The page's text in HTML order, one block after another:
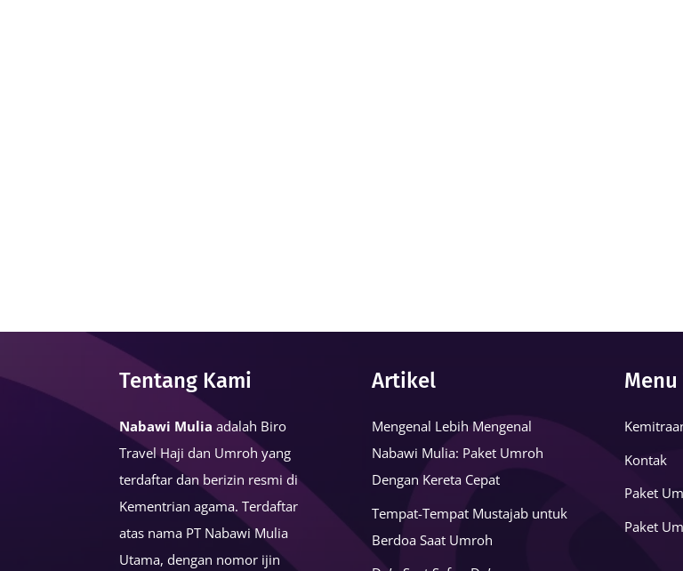
Tentang Kami
Nabawi Mulia adalah Biro
Travel Haji dan Umroh yang
terdaftar dan berizin resmi di
Kementrian agama. Terdaftar
atas nama PT Nabawi Mulia
Utama, dengan nomor ijin
Artikel
Mengenal Lebih Mengenal
Nabawi Mulia: Paket Umroh
Dengan Kereta Cepat
Tempat-Tempat Mustajab untuk
Berdoa Saat Umroh
Menu
Kontak
Paket
Paket